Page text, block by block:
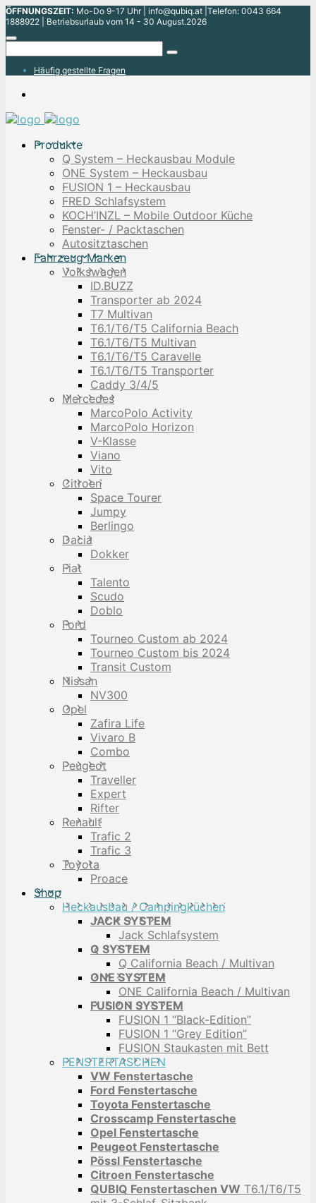
ÖFFNUNGSZEIT: Mo-Do 9-17 Uhr | info@qubiq.at |Telefon: 0043 664
1888922 | Betriebsurlaub vom 14 - 30 August.2026
Häufig gestellte Fragen
Produkte
Q System – Heckausbau Module
ONE System – Heckausbau
FUSION 1 – Heckausbau
FRED Schlafsystem
KOCH’INZL – Mobile Outdoor Küche
Fenster- / Packtaschen
Autositztaschen
Fahrzeug Marken
Volkswagen
ID.BUZZ
Transporter ab 2024
T7 Multivan
T6.1/T6/T5 California Beach
T6.1/T6/T5 Multivan
T6.1/T6/T5 Caravelle
T6.1/T6/T5 Transporter
Caddy 3/4/5
Mercedes
MarcoPolo Activity
MarcoPolo Horizon
V-Klasse
Viano
Vito
Citroen
Space Tourer
Jumpy
Berlingo
Dacia
Dokker
Fiat
Talento
Scudo
Doblo
Ford
Tourneo Custom ab 2024
Tourneo Custom bis 2024
Transit Custom
Nissan
NV300
Opel
Zafira Life
Vivaro B
Combo
Peugeot
Traveller
Expert
Rifter
Renault
Trafic 2
Trafic 3
Toyota
Proace
Shop
Heckausbau / Campingküchen
JACK SYSTEM
Jack Schlafsystem
Q SYSTEM
Q California Beach / Multivan
ONE SYSTEM
ONE California Beach / Multivan
FUSION SYSTEM
FUSION 1 “Black-Edition”
FUSION 1 “Grey Edition”
FUSION Staukasten mit Bett
FENSTERTASCHEN
VW Fenstertasche
Ford Fenstertasche
Toyota Fenstertasche
Crosscamp Fenstertasche
Opel Fenstertasche
Peugeot Fenstertasche
Pössl Fenstertasche
Citroen Fenstertasche
QUBIQ Fenstertaschen VW T6.1/T6/T5